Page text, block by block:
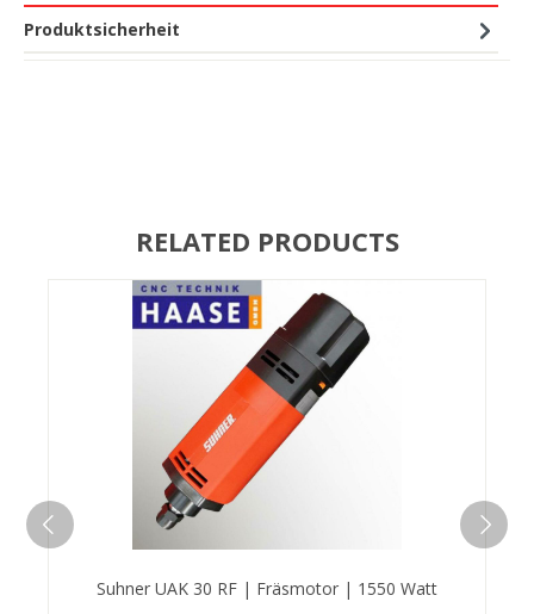
Produktsicherheit
RELATED PRODUCTS
Suhner UAK 30 RF | Fräsmotor | 1550 Watt